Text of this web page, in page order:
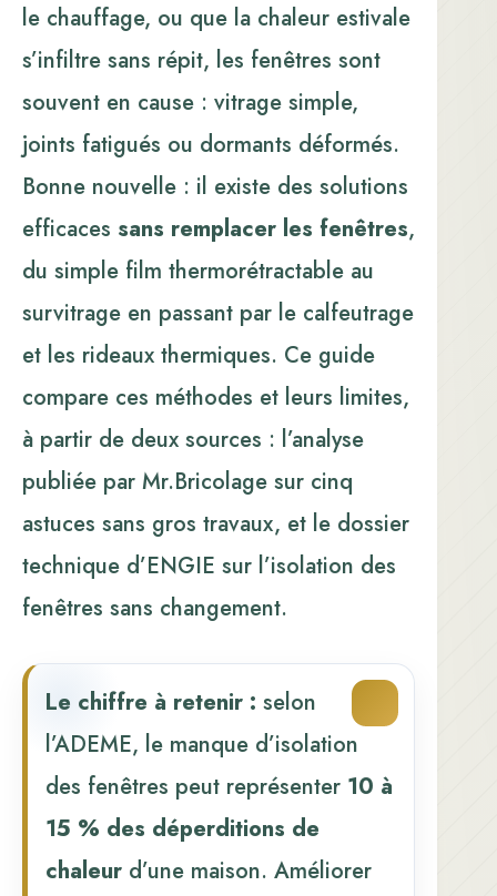
le chauffage, ou que la chaleur estivale
s’infiltre sans répit, les fenêtres sont
souvent en cause : vitrage simple,
joints fatigués ou dormants déformés.
Bonne nouvelle : il existe des solutions
efficaces sans remplacer les fenêtres,
du simple film thermorétractable au
survitrage en passant par le calfeutrage
et les rideaux thermiques. Ce guide
compare ces méthodes et leurs limites,
à partir de deux sources : l’analyse
publiée par Mr.Bricolage sur cinq
astuces sans gros travaux, et le dossier
technique d’ENGIE sur l’isolation des
fenêtres sans changement.
Le chiffre à retenir : selon
l’ADEME, le manque d’isolation
des fenêtres peut représenter 10 à
15 % des déperditions de
chaleur d’une maison. Améliorer